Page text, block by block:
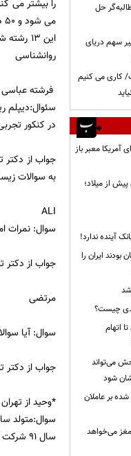
می شود و 50 درصد هم به سهمیه آزاد.
این 13
روانشناسی
فرشته عباسی
سئوال:دیپلم
در کنکور
جواب از دکتر
به سوالات
ALI
سوال: نمرات
جواب از دکتر
مرتضی
سوال: آیا
جواب از دکتر
*وحید از تهران
سال 91 شرکت کنم یا باید به خدمت اعزام شوم؟
حل
سهم دریای
کاری می کنیم
آمریکا معبر باز
ایران در ۵ قرن پیش از میلاد؛
آینده ندارد!
بودند ایران را
چیست؟
اتهام
می‌تواند
شود
بر عاملان
می‌خواهد